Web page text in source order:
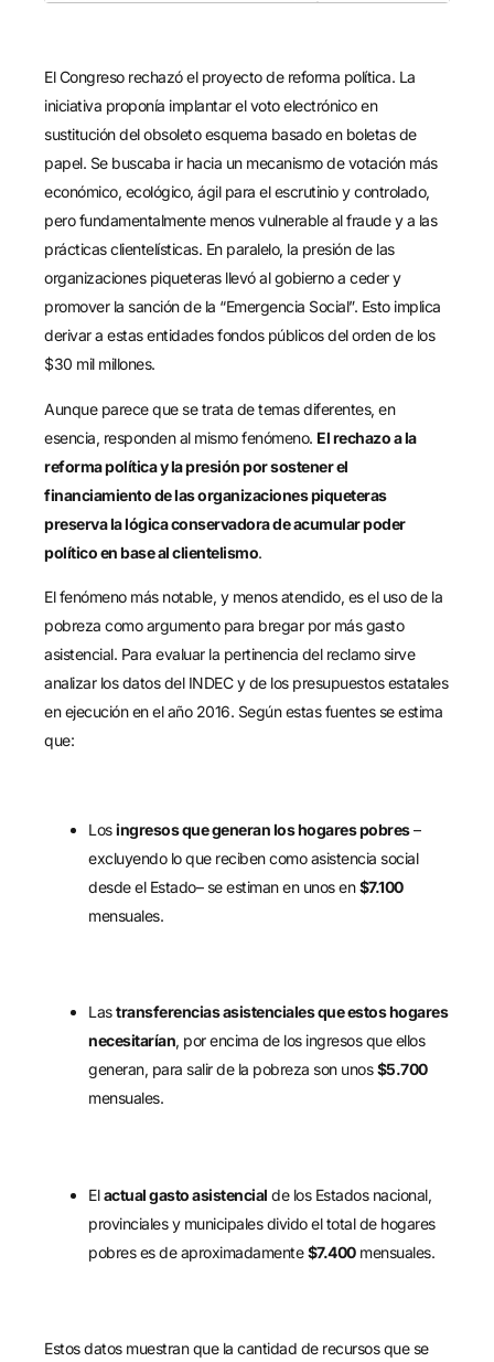
El Congreso rechazó el proyecto de reforma política. La
iniciativa proponía implantar el voto electrónico en
sustitución del obsoleto esquema basado en boletas de
papel. Se buscaba ir hacia un mecanismo de votación más
económico, ecológico, ágil para el escrutinio y controlado,
pero fundamentalmente menos vulnerable al fraude y a las
prácticas clientelísticas. En paralelo, la presión de las
organizaciones piqueteras llevó al gobierno a ceder y
promover la sanción de la “Emergencia Social”. Esto implica
derivar a estas entidades fondos públicos del orden de los
$30 mil millones.
Aunque parece que se trata de temas diferentes, en
esencia, responden al mismo fenómeno. El rechazo a la
reforma política y la presión por sostener el
financiamiento de las organizaciones piqueteras
preserva la lógica conservadora de acumular poder
político en base al clientelismo.
El fenómeno más notable, y menos atendido, es el uso de la
pobreza como argumento para bregar por más gasto
asistencial. Para evaluar la pertinencia del reclamo sirve
analizar los datos del INDEC y de los presupuestos estatales
en ejecución en el año 2016. Según estas fuentes se estima
que:
Losingresos que generan los hogares pobres–
excluyendo lo que reciben como asistencia social
desde el Estado– se estiman en unos en$7.100
mensuales.
Lastransferencias asistenciales que estos hogares
necesitarían, por encima de los ingresos que ellos
generan, para salir de la pobreza son unos$5.700
mensuales.
Elactual gasto asistencial de los Estados nacional,
provinciales y municipales divido el total de hogares
pobres es de aproximadamente$7.400mensuales.
Estos datos muestran que la cantidad de recursos que se